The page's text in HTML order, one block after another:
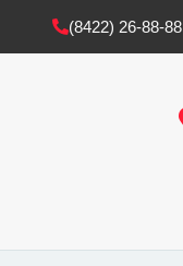
(8422) 26-88-88